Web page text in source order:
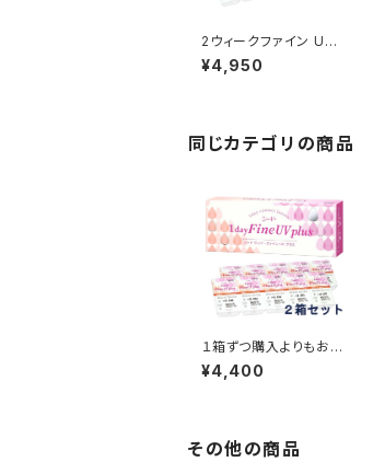
2ウィークファイン UV
プラス トーリック
¥4,950
同じカテゴリの商品
１箱ずつ購入よりもお
得！ ワンデーファイン
UV プラス 2箱セット
¥4,400
その他の商品